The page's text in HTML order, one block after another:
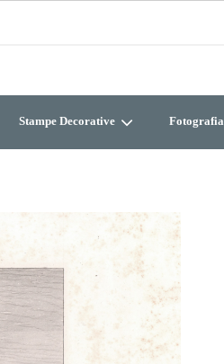
Stampe Decorative Fotografia